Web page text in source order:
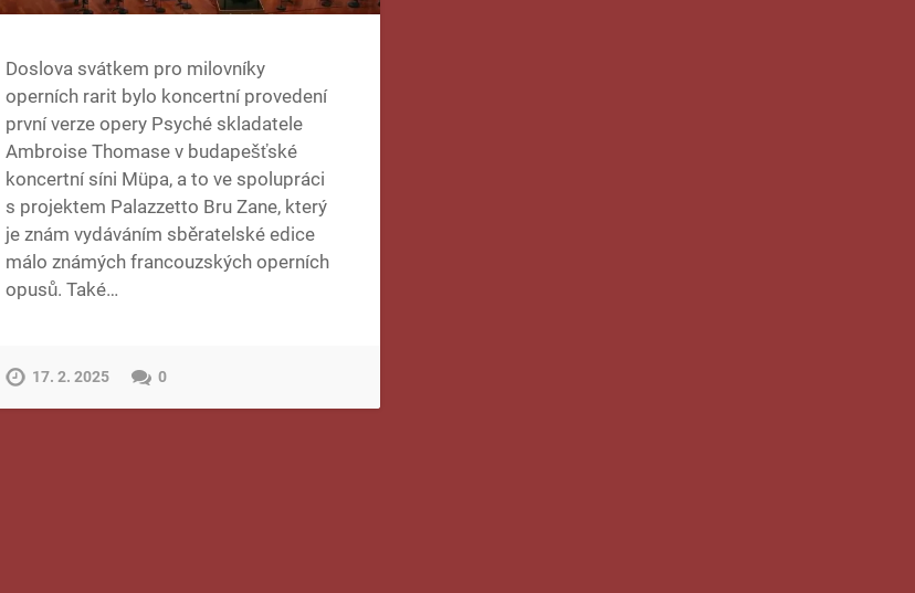
Doslova svátkem pro milovníky
operních rarit bylo koncertní provedení
první verze opery Psyché skladatele
Ambroise Thomase v budapešťské
koncertní síni Müpa, a to ve spolupráci
s projektem Palazzetto Bru Zane, který
je znám vydáváním sběratelské edice
málo známých francouzských operních
opusů. Také…
17. 2. 2025 0